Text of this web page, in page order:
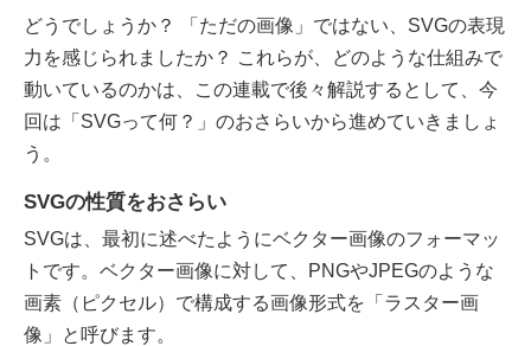
どうでしょうか？ 「ただの画像」ではない、SVGの表現
力を感じられましたか？ これらが、どのような仕組みで
動いているのかは、この連載で後々解説するとして、今
回は「SVGって何？」のおさらいから進めていきましょ
う。
SVGの性質をおさらい
SVGは、最初に述べたようにベクター画像のフォーマッ
トです。ベクター画像に対して、PNGやJPEGのような
画素（ピクセル）で構成する画像形式を「ラスター画
像」と呼びます。